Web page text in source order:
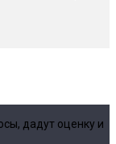
дадут оценку и